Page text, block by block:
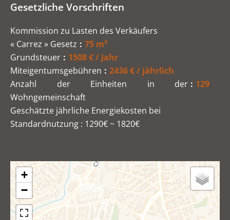
Gesetzliche Vorschriften
Kommission zu Lasten des Verkäufers
« Carrez » Gesetz
75 m²
Grundsteuer
1508 € / Jahr
Miteigentumsgebühren
2436 € / jährlich
Anzahl der Einheiten in der
Wohngemeinschaft
129
Geschätzte jährliche Energiekosten bei
Standardnutzung : 1290€ ~ 1820€
+
−